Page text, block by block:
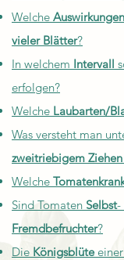
Welche Auswirkungen
vieler Blätter?
In welchem Intervall
erfolgen?
Welche Laubarten/
Was versteht man
zweitriebigem Ziehen
Welche
Sind Tomaten Selbst-
Fremdbefruchter?
Die Königsblüte